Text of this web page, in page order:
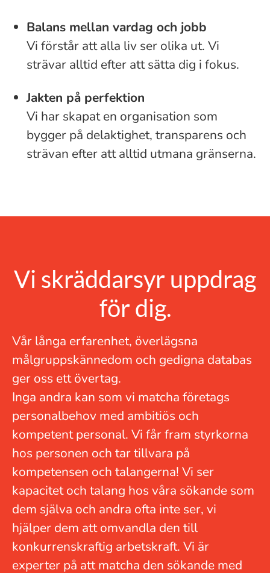
Balans mellan vardag och jobb
Vi förstår att alla liv ser olika ut. Vi
strävar alltid efter att sätta dig i fokus.
Jakten på perfektion
Vi har skapat en organisation som
bygger på delaktighet, transparens och
strävan efter att alltid utmana gränserna.
Vi skräddarsyr uppdrag
för dig.
Vår långa erfarenhet, överlägsna
målgruppskännedom och gedigna databas
ger oss ett övertag.
Inga andra kan som vi matcha företags
personalbehov med ambitiös och
kompetent personal. Vi får fram styrkorna
hos personen och tar tillvara på
kompetensen och talangerna! Vi ser
kapacitet och talang hos våra sökande som
dem själva och andra ofta inte ser, vi
hjälper dem att omvandla den till
konkurrenskraftig arbetskraft. Vi är
experter på att matcha den sökande med